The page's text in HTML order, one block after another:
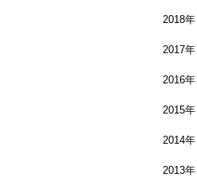
2018年
2017年
2016年
2015年
2014年
2013年